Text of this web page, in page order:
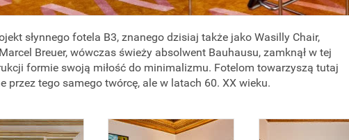
słynnego fotela B3, znanego dzisiaj także jako Wasilly Chair,
Breuer, wówczas świeży absolwent Bauhausu, zamknął w tej
formie swoją miłość do minimalizmu. Fotelom towarzyszą tutaj
przez tego samego twórcę, ale w latach 60. XX wieku.